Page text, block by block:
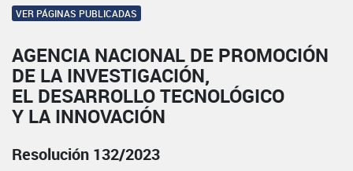
VER PÁGINAS PUBLICADAS
AGENCIA NACIONAL DE PROMOCIÓN
DE LA INVESTIGACIÓN,
EL DESARROLLO TECNOLÓGICO
Y LA INNOVACIÓN
Resolución 132/2023